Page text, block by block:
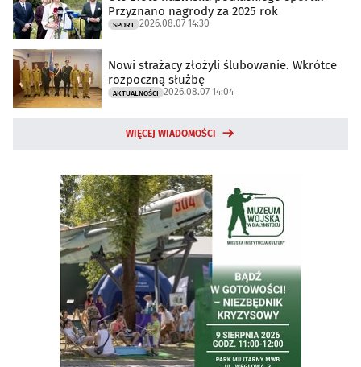
Przyznano nagrody za 2025 rok
SPORT 2026.08.07 14:30
Nowi strażacy złożyli ślubowanie. Wkrótce
rozpoczną służbę
AKTUALNOŚCI 2026.08.07 14:04
WIĘCEJ WIADOMOŚCI